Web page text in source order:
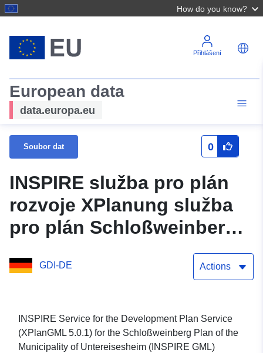
How do you know?
Přihlášení
European data
data.europa.eu
Soubor dat 0
INSPIRE služba pro plán
rozvoje XPlanung služba
pro plán Schloßweinberg
(XPlanGML 5.0.1) (INSPIRE
GML)
GDI-DE Actions
INSPIRE Service for the Development Plan Service
(XPlanGML 5.0.1) for the Schloßweinberg Plan of the
Municipality of Untereisesheim (INSPIRE GML)